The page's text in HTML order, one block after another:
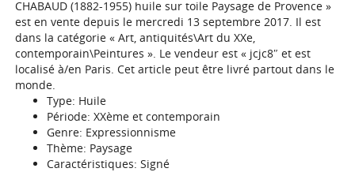
CHABAUD (1882-1955) huile sur toile Paysage de Provence »
est en vente depuis le mercredi 13 septembre 2017. Il est
dans la catégorie « Art, antiquités\Art du XXe,
contemporain\Peintures ». Le vendeur est « jcjc8″ et est
localisé à/en Paris. Cet article peut être livré partout dans le
monde.
Type: Huile
Période: XXème et contemporain
Genre: Expressionnisme
Thème: Paysage
Caractéristiques: Signé